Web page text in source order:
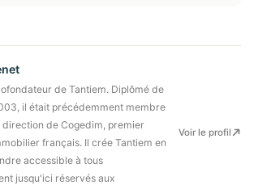
de Tantiem. Diplômé de
il était précédemment membre
de Cogedim, premier
français. Il crée Tantiem en
accessible à tous
jusqu'ici réservés aux
Voir le profil